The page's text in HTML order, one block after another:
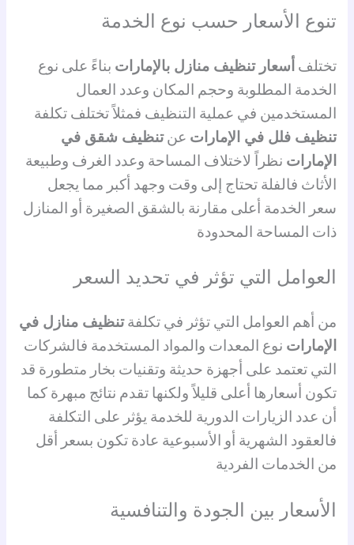
تنوع الأسعار حسب نوع الخدمة
تختلف أسعار تنظيف منازل بالإمارات بناءً على نوع
الخدمة المطلوبة وحجم المكان وعدد العمال
المستخدمين في عملية التنظيف فمثلاً تختلف تكلفة
تنظيف فلل في الإمارات عنتنظيف شقق في
الإمارات نظراً لاختلاف المساحة وعدد الغرف وطبيعة
الأثاث فالفلة تحتاج إلى وقت وجهد أكبر مما يجعل
سعر الخدمة أعلى مقارنة بالشقق الصغيرة أو المنازل
ذات المساحة المحدودة
العوامل التي تؤثر في تحديد السعر
من أهم العوامل التي تؤثر في تكلفةتنظيف منازل في
الإمارات نوع المعدات والمواد المستخدمة فالشركات
التي تعتمد على أجهزة حديثة وتقنيات بخار متطورة قد
تكون أسعارها أعلى قليلاً ولكنها تقدم نتائج مبهرة كما
أن عدد الزيارات الدورية للخدمة يؤثر على التكلفة
فالعقود الشهرية أو الأسبوعية عادة تكون بسعر أقل
من الخدمات الفردية
الأسعار بين الجودة والتنافسية